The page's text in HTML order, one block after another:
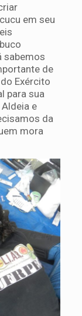
em seu
sabemos
de
Exército
para sua
e
da
mora